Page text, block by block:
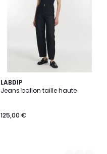
LABDIP
Jeans ballon taille haute
125,00 €
2
Couleurs